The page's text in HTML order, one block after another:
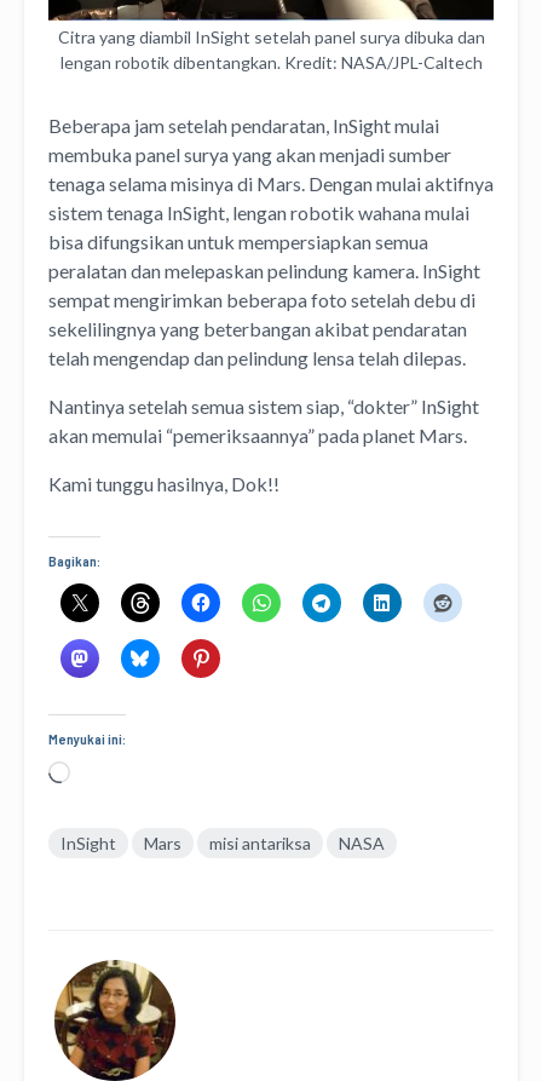
Citra yang diambil InSight setelah panel surya dibuka dan
lengan robotik dibentangkan. Kredit: NASA/JPL-Caltech
Beberapa jam setelah pendaratan, InSight mulai
membuka panel surya yang akan menjadi sumber
tenaga selama misinya di Mars. Dengan mulai aktifnya
sistem tenaga InSight, lengan robotik wahana mulai
bisa difungsikan untuk mempersiapkan semua
peralatan dan melepaskan pelindung kamera. InSight
sempat mengirimkan beberapa foto setelah debu di
sekelilingnya yang beterbangan akibat pendaratan
telah mengendap dan pelindung lensa telah dilepas.
Nantinya setelah semua sistem siap, “dokter” InSight
akan memulai “pemeriksaannya” pada planet Mars.
Kami tunggu hasilnya, Dok!!
Bagikan:
Menyukai ini:
Memuat...
InSight Mars misi antariksa NASA